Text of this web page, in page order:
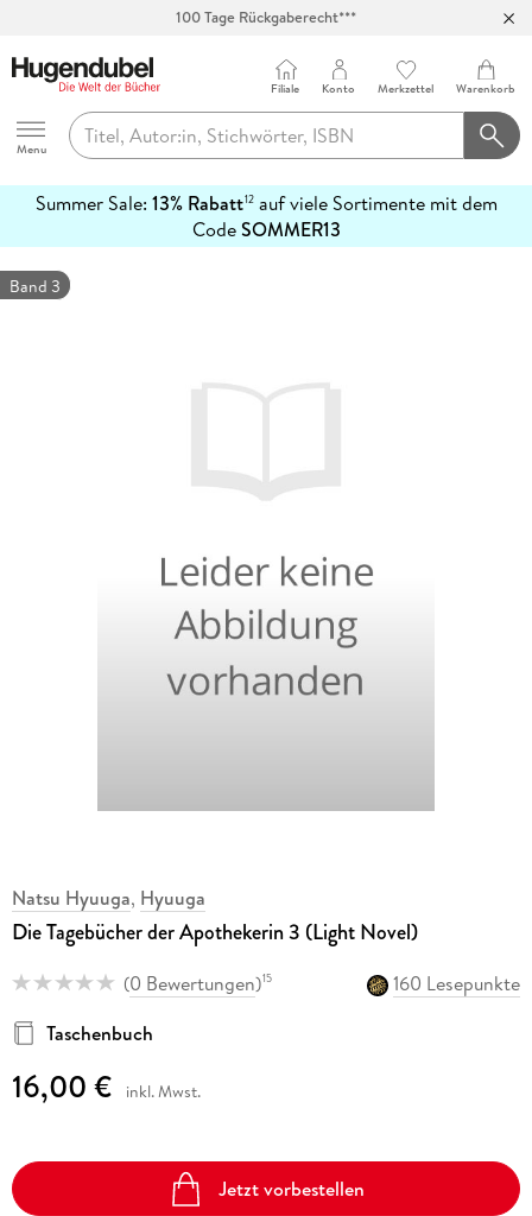
100 Tage Rückgaberecht***
Hugendubel
Menu
Filiale Konto Merkzettel Warenkorb
Summer Sale: 13% Rabatt12auf viele Sortimente mit dem
CodeSOMMER13
erfahren
Band 3
Natsu Hyuuga, Hyuuga
Die Tagebücher der Apothekerin 3 (Light Novel)
(0 Bewertungen)15
160 Lesepunkte
Taschenbuch
16,00 € inkl. Mwst.
Jetzt vorbestellen